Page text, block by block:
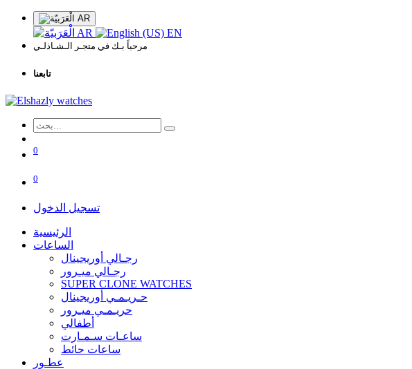
AR
AR EN
مرحباً بـك في متجـر الـشـاذلـي
تابعنا
0
0
تسجيل الدخول
الرئيسية
الساعات
رجـالي أوريجينال
رجـالي ميـرور
SUPER CLONE WATCHES
حـريـمـي أوريجينال
حريـمـي ميـرور
أطفالي
ساعـات سـمـارت
ساعات حائط
عطـور